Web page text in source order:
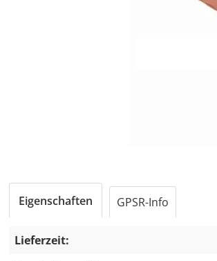
Eigenschaften GPSR-Info
Lieferzeit: